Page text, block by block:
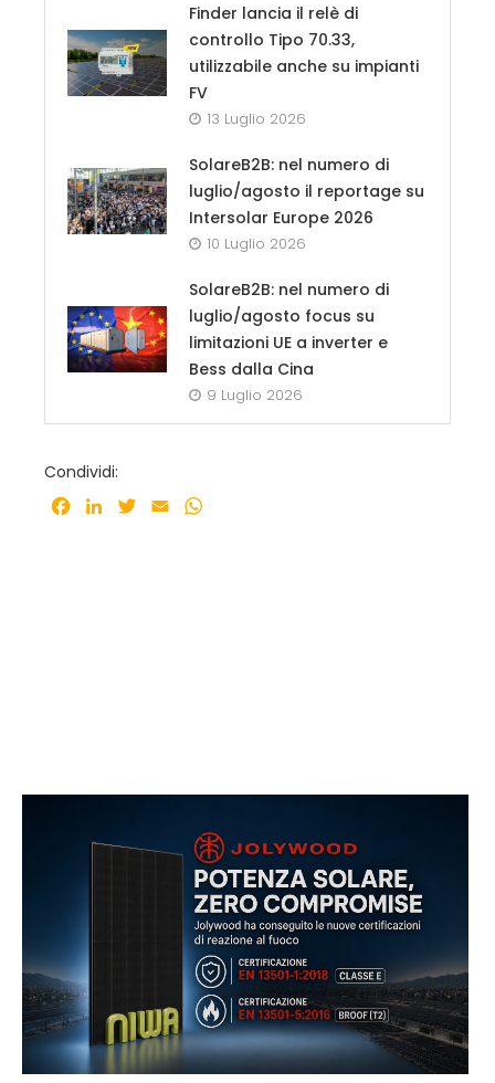
Finder lancia il relè di
controllo Tipo 70.33,
utilizzabile anche su impianti
FV
13 Luglio 2026
SolareB2B: nel numero di
luglio/agosto il reportage su
Intersolar Europe 2026
10 Luglio 2026
SolareB2B: nel numero di
luglio/agosto focus su
limitazioni UE a inverter e
Bess dalla Cina
9 Luglio 2026
Condividi:
Facebook
LinkedInTwitter
Email